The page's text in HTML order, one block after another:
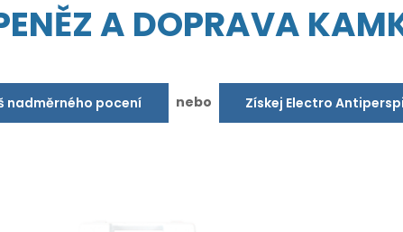
A DOPRAVA
nadměrného pocení nebo Získej Electro